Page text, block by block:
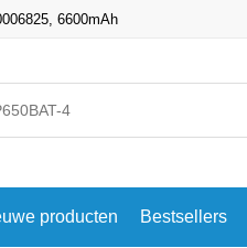
6600mAh
producten Bestsellers